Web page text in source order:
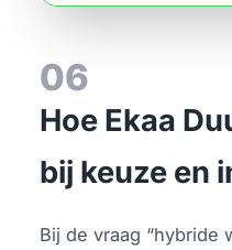
06
Hoe Ekaa
bij keuze en
Bij de vraag “hybride